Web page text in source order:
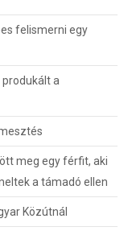
felismerni egy
a
meg egy férfit, aki
a támadó ellen
Közútnál